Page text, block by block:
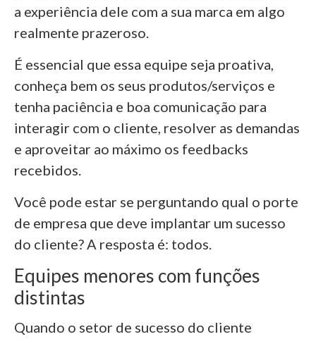
a experiência dele com a sua marca em algo
realmente prazeroso.
É essencial que essa equipe seja proativa,
conheça bem os seus produtos/serviços e
tenha paciência e boa comunicação para
interagir com o cliente, resolver as demandas
e aproveitar ao máximo os feedbacks
recebidos.
Você pode estar se perguntando qual o porte
de empresa que deve implantar um sucesso
do cliente? A resposta é: todos.
Equipes menores com funções
distintas
Quando o setor de sucesso do cliente